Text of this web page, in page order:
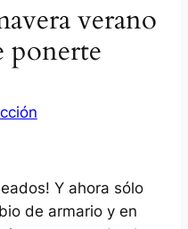
verano
ponerte
Y ahora sólo
de armario y en